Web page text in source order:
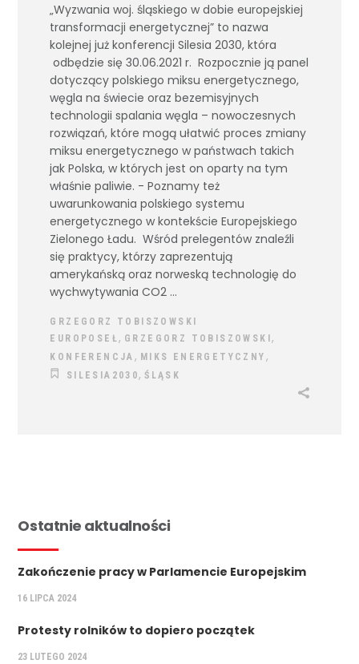
„Wyzwania woj. śląskiego w dobie europejskiej
transformacji energetycznej” to nazwa
kolejnej już konferencji Silesia 2030, która
odbędzie się 30.06.2021 r. Rozpocznie ją panel
dotyczący polskiego miksu energetycznego,
węgla na świecie oraz bezemisyjnych
technologii spalania węgla – nowoczesnych
rozwiązań, które mogą ułatwić proces zmiany
miksu energetycznego w państwach takich
jak Polska, w których jest on oparty na tym
właśnie paliwie. - Poznamy też
uwarunkowania polskiego systemu
energetycznego w kontekście Europejskiego
Zielonego Ładu. Wśród prelegentów znaleźli
się praktycy, którzy zaprezentują
amerykańską oraz norweską technologię do
wychwytywania CO2
GRZEGORZ TOBISZOWSKI
EUROPOSEŁ , GRZEGORZ TOBISZOWSKI,
KONFERENCJA , MIKS ENERGETYCZNY ,
SILESIA2030,ŚLĄSK
Ostatnie aktualności
Zakończenie pracy w Parlamencie Europejskim
16 LIPCA 2024
Protesty rolników to dopiero początek
23 LUTEGO 2024